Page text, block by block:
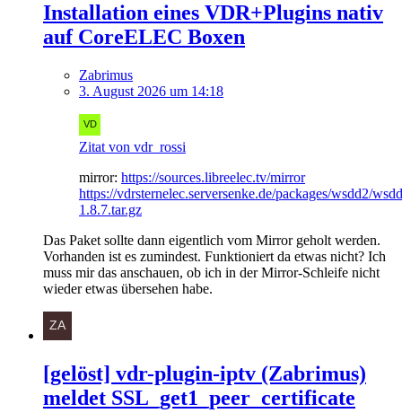
Installation eines VDR+Plugins nativ
auf CoreELEC Boxen
Zabrimus
3. August 2026 um 14:18
Zitat von vdr_rossi
mirror: https://sources.libreelec.tv/mirror
https://vdrsternelec.serversenke.de/packages/wsdd2/
1.8.7.tar.gz
Das Paket sollte dann eigentlich vom Mirror geholt werden.
Vorhanden ist es zumindest. Funktioniert da etwas nicht? Ich
muss mir das anschauen, ob ich in der Mirror-Schleife nicht
wieder etwas übersehen habe.
[gelöst] vdr-plugin-iptv (Zabrimus)
meldet SSL_get1_peer_certificate